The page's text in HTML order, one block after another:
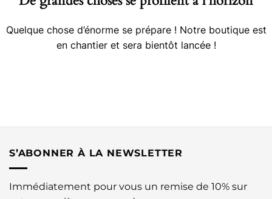
Quelque chose d’énorme se prépare ! Notre boutique est
en chantier et sera bientôt lancée !
S’ABONNER À LA NEWSLETTER
Immédiatement pour vous un remise de 10% sur